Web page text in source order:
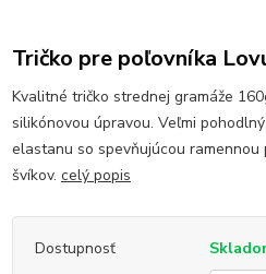
Tričko pre poľovníka
Kvalitné tričko strednej gramáže
silikónovou úpravou. Veľmi
elastanu so spevňujúcou
švíkov. celý popis
Dostupnosť